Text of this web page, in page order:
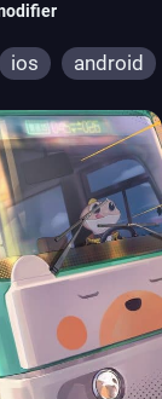
ios android